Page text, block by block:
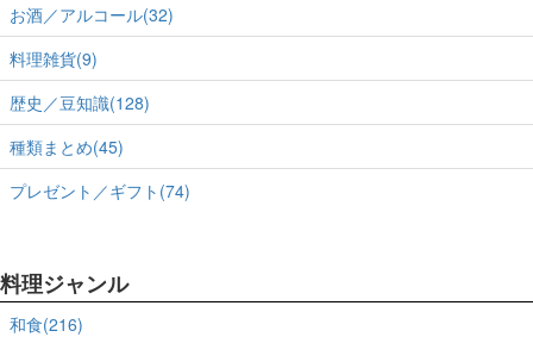
お酒／アルコール(32)
料理雑貨(9)
歴史／豆知識(128)
種類まとめ(45)
プレゼント／ギフト(74)
料理ジャンル
和食(216)